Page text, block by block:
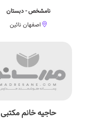
نامشخص - دبستان
اصفهان نائین
حاجیه خانم مکتبی